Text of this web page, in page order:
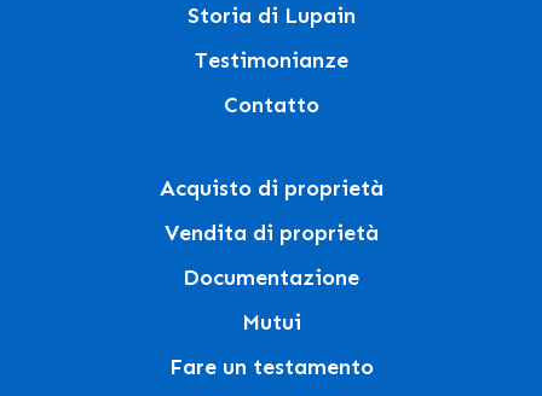
Storia di Lupain
Testimonianze
Contatto
Acquisto di proprietà
Vendita di proprietà
Documentazione
Mutui
Fare un testamento